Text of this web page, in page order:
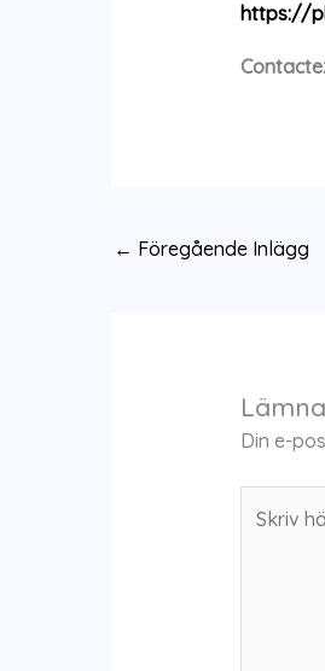
https://
← Föregående Inlägg
Din e-